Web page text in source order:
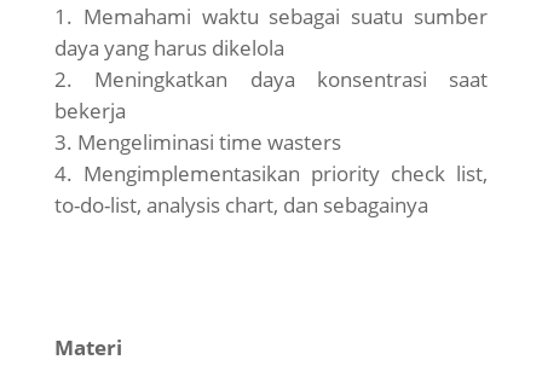
Memahami waktu sebagai suatu sumber
daya yang harus dikelola
Meningkatkan daya konsentrasi saat
bekerja
Mengeliminasi time wasters
Mengimplementasikan priority check list,
to-do-list, analysis chart, dan sebagainya
Materi